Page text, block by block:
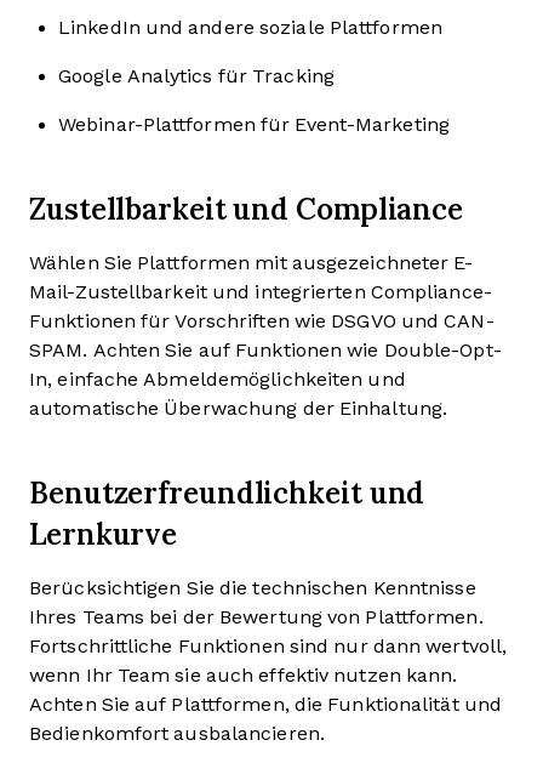
LinkedIn und andere soziale Plattformen
Google Analytics für Tracking
Webinar-Plattformen für Event-Marketing
Zustellbarkeit und Compliance
Wählen Sie Plattformen mit ausgezeichneter E-
Mail-Zustellbarkeit und integrierten Compliance-
Funktionen für Vorschriften wie DSGVO und CAN-
SPAM. Achten Sie auf Funktionen wie Double-Opt-
In, einfache Abmeldemöglichkeiten und
automatische Überwachung der Einhaltung.
Benutzerfreundlichkeit und
Lernkurve
Berücksichtigen Sie die technischen Kenntnisse
Ihres Teams bei der Bewertung von Plattformen.
Fortschrittliche Funktionen sind nur dann wertvoll,
wenn Ihr Team sie auch effektiv nutzen kann.
Achten Sie auf Plattformen, die Funktionalität und
Bedienkomfort ausbalancieren.